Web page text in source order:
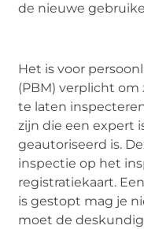
de nieuwe
Het is voor
(PBM) verplicht om
te laten
zijn die een expert
geautoriseerd is.
inspectie op het
registratiekaart.
is gestopt mag je
moet de